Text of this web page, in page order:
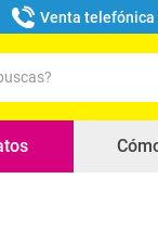
Venta telefónica
buscados